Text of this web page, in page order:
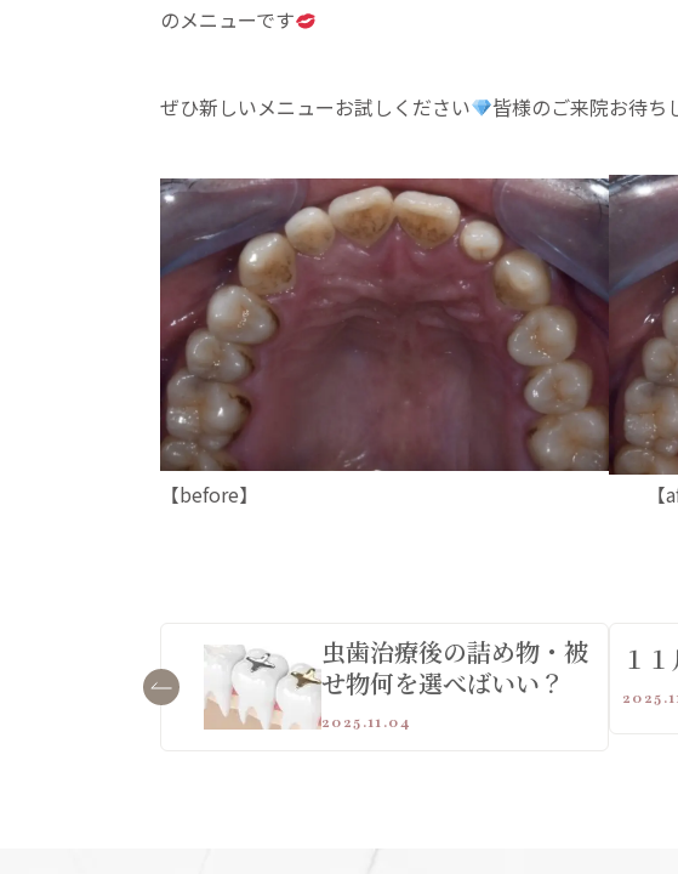
のメニューです
ぜひ新しいメニューお試しください 皆様のご来院お待ち
【before】 【after
虫歯治療後の詰め物・被
せ物何を選べばいい？
2025.11.04
１